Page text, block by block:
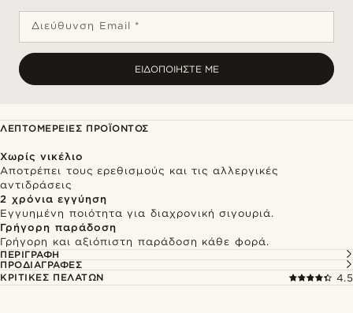
Διεύθυνση Email *
ΕΙΔΟΠΟΙΉΣΤΕ ΜΕ
ΛΕΠΤΟΜΈΡΕΙΕΣ ΠΡΟΪΌΝΤΟΣ
Χωρίς νικέλιο
Αποτρέπει τους ερεθισμούς και τις αλλεργικές
αντιδράσεις
2 χρόνια εγγύηση
Εγγυημένη ποιότητα για διαχρονική σιγουριά.
Γρήγορη παράδοση
Γρήγορη και αξιόπιστη παράδοση κάθε φορά.
ΠΕΡΙΓΡΑΦΉ
ΠΡΟΔΙΑΓΡΑΦΈΣ
ΚΡΙΤΙΚΈΣ ΠΕΛΑΤΏΝ
4.5